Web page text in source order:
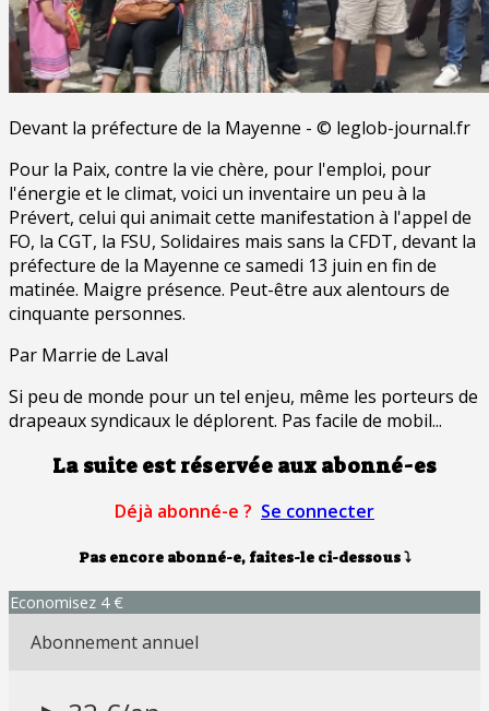
Devant la préfecture de la Mayenne - © leglob-journal.fr
Pour la Paix, contre la vie chère, pour l'emploi, pour
l'énergie et le climat, voici un inventaire un peu à la
Prévert, celui qui animait cette manifestation à l'appel de
FO, la CGT, la FSU, Solidaires mais sans la CFDT, devant la
préfecture de la Mayenne ce samedi 13 juin en fin de
matinée. Maigre présence. Peut-être aux alentours de
cinquante personnes.
Par Marrie de Laval
Si peu de monde pour un tel enjeu, même les porteurs de
drapeaux syndicaux le déplorent. Pas facile de mobil...
La suite est réservée aux abonné-es
Déjà abonné-e ? Se connecter
Pas encore abonné-e, faites-le ci-dessous⤵
Economisez 4 €
Abonnement annuel